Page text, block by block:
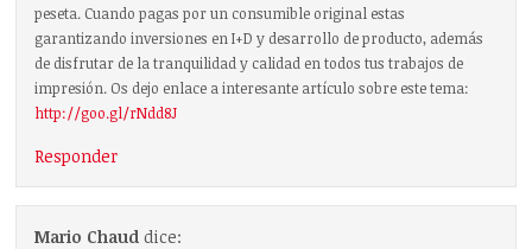
peseta. Cuando pagas por un consumible original estas
garantizando inversiones en I+D y desarrollo de producto, además
de disfrutar de la tranquilidad y calidad en todos tus trabajos de
impresión. Os dejo enlace a interesante artículo sobre este tema:
http://goo.gl/rNdd8J
Responder
Mario Chaud dice: